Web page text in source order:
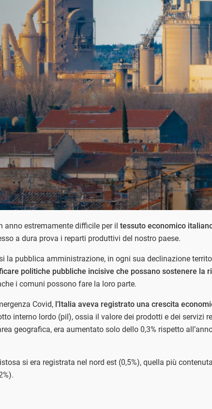
anno estremamente difficile per il tessuto economico
a dura prova i reparti produttivi del nostro paese.
la pubblica amministrazione, in ogni sua declinazione
politiche pubbliche incisive che possano sostenere la
i comuni possono fare la loro parte.
Covid, l’Italia aveva registrato una crescita
interno lordo (pil), ossia il valore dei prodotti e dei servizi
geografica, era aumentato solo dello 0,3% rispetto
si era registrata nel nord est (0,5%), quella più